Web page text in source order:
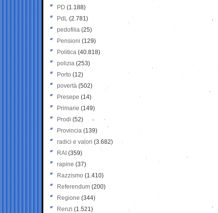
PD (1.188)
PdL (2.781)
pedofilia (25)
Pensioni (129)
Politica (40.818)
polizia (253)
Porto (12)
povertà (502)
Presepe (14)
Primarie (149)
Prodi (52)
Provincia (139)
radici e valori (3.682)
RAI (359)
rapine (37)
Razzismo (1.410)
Referendum (200)
Regione (344)
Renzi (1.521)